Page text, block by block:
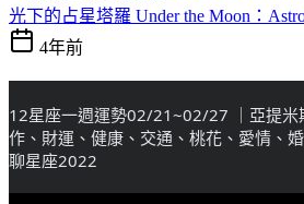
光下的占星塔羅 Under the Moon：
4年前
12星座一週運勢02/21~02/27 ｜亞提米
作、財運、健康、交通、桃花、愛情、
聊星座2022